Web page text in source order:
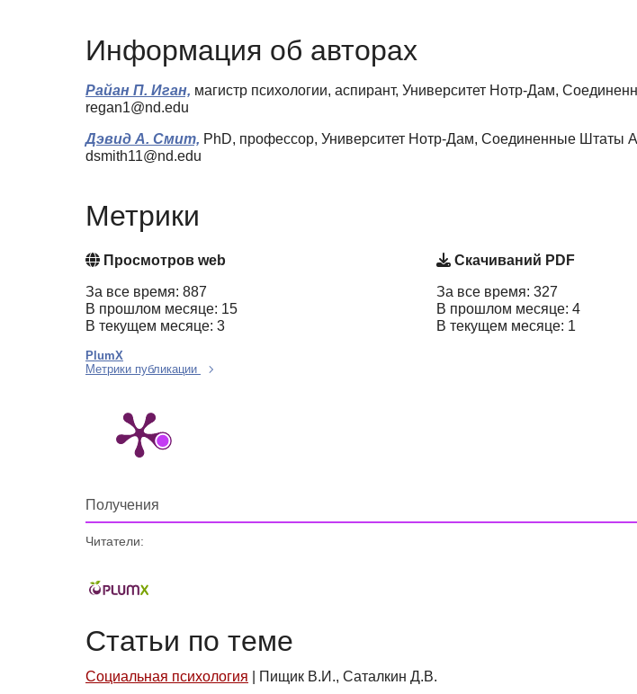
Информация об авторах
Райан П. Иган, магистр психологии, аспирант, Университет Нотр-Дам,
regan1@nd.edu
Дэвид А. Смит, PhD, профессор, Университет Нотр-Дам, Соединенные Штаты
dsmith11@nd.edu
Метрики
Просмотров web
За все время: 887
В прошлом месяце: 15
В текущем месяце: 3
Скачиваний PDF
За все время: 327
В прошлом месяце: 4
В текущем месяце: 1
PlumX
Метрики публикации
Получения
Читатели:
Статьи по теме
Социальная психология
Пищик В.И., Саталкин Д.В.